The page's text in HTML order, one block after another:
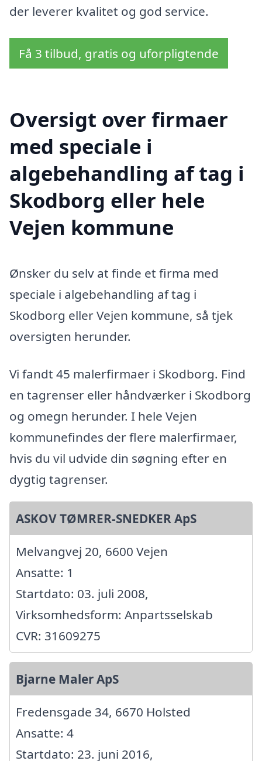
der leverer kvalitet og god service.
Få 3 tilbud, gratis og uforpligtende
Oversigt over firmaer
med speciale i
algebehandling af tag i
Skodborg eller hele
Vejen kommune
Ønsker du selv at finde et firma med
speciale i algebehandling af tag i
Skodborg eller Vejen kommune, så tjek
oversigten herunder.
Vi fandt 45 malerfirmaer i Skodborg. Find
en tagrenser eller håndværker i Skodborg
og omegn herunder. I hele Vejen
kommunefindes der flere malerfirmaer,
hvis du vil udvide din søgning efter en
dygtig tagrenser.
ASKOV TØMRER-SNEDKER ApS
Melvangvej 20, 6600 Vejen
Ansatte: 1
Startdato: 03. juli 2008,
Virksomhedsform: Anpartsselskab
CVR: 31609275
Bjarne Maler ApS
Fredensgade 34, 6670 Holsted
Ansatte: 4
Startdato: 23. juni 2016,